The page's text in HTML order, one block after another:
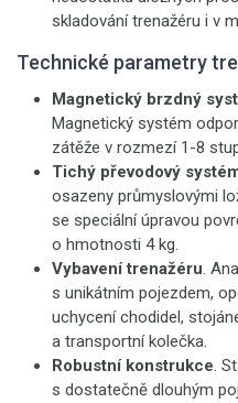
skladování trenažéru i v
Technické parametry
Magnetický brzdný
Magnetický systém
zátěže v rozmezí 1-8
Tichý převodový
osazeny průmyslovými
se speciální úpravou
o hmotnosti 4 kg.
Vybavení trenažéru.
s unikátním pojezdem,
uchycení chodidel,
a transportní kolečka.
Robustní konstrukce.
s dostatečně dlouhým